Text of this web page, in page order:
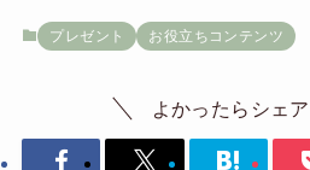
プレゼント お役立ちコンテンツ
よかったらシェア